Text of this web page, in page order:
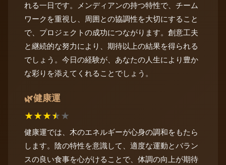
れる一日です。メンディアンの持つ特性で、チーム
ワークを重視し、周囲との協調性を大切にすること
で、プロジェクトの成功につながります。創意工夫
と継続的な努力により、期待以上の結果を得られる
でしょう。今日の経験が、あなたの人生により豊か
な彩りを添えてくれることでしょう。
🌿健康運
★★★★★
健康運では、木のエネルギーが心身の調和をもたら
します。陰の特性を意識して、適度な運動とバラン
スの良い食事を心がけることで、体調の向上が期待